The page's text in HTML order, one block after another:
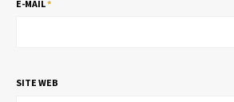
E-MAIL*
SITE WEB